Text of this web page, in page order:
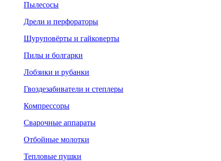
Пылесосы
Дрели и перфораторы
Шуруповёрты и гайковерты
Пилы и болгарки
Лобзики и рубанки
Гвоздезабиватели и степлеры
Компрессоры
Сварочные аппараты
Отбойные молотки
Тепловые пушки